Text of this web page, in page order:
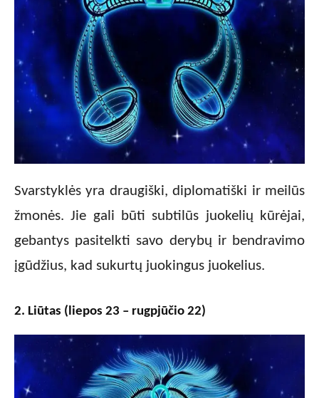
Svarstyklės yra draugiški, diplomatiški ir meilūs
žmonės. Jie gali būti subtilūs juokelių kūrėjai,
gebantys pasitelkti savo derybų ir bendravimo
įgūdžius, kad sukurtų juokingus juokelius.
2. Liūtas (liepos 23 – rugpjūčio 22)